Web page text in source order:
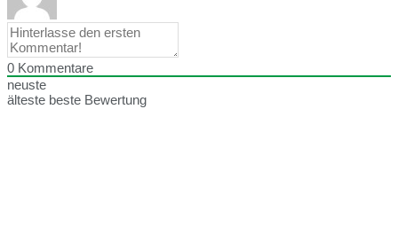
0 Kommentare
neuste
älteste beste Bewertung